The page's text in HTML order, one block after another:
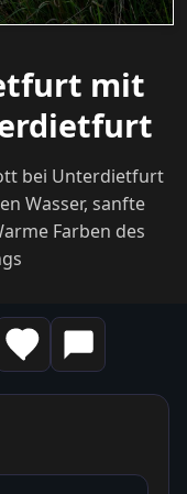
mit
bei Unterdietfurt
Wasser, sanfte
Farben des